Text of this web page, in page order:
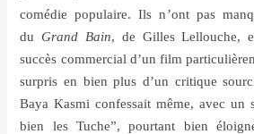
comédie populaire. Ils n’ont pas
du Grand Bain, de Gilles Lellouche,
succès commercial d’un film particuli
surpris en bien plus d’un critique
Baya Kasmi confessait même, avec un
bien les Tuche”, pourtant bienéloign